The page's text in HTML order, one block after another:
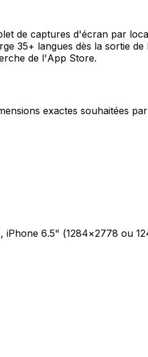
de captures d'écran par
35+ langues dès la sortie
de l'App Store.
exactes souhaitées
6.5" (1284×2778 ou